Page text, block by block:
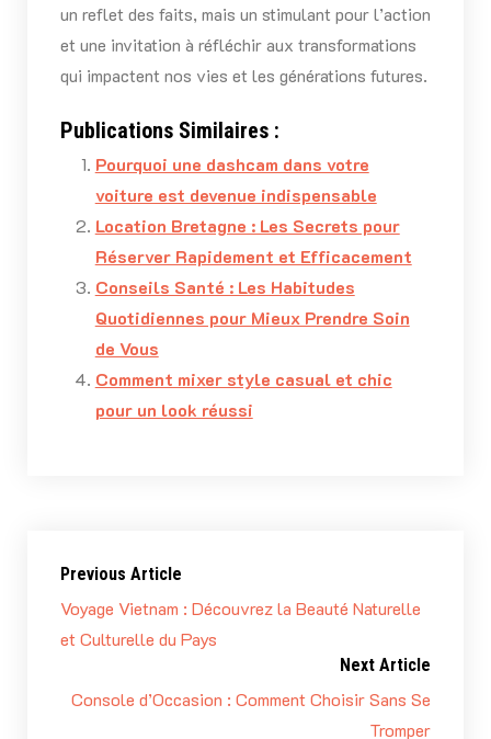
un reflet des faits, mais un stimulant pour l’action
et une invitation à réfléchir aux transformations
qui impactent nos vies et les générations futures.
Publications Similaires :
Pourquoi une dashcam dans votre
voiture est devenue indispensable
Location Bretagne : Les Secrets pour
Réserver Rapidement et Efficacement
Conseils Santé : Les Habitudes
Quotidiennes pour Mieux Prendre Soin
de Vous
Comment mixer style casual et chic
pour un look réussi
Previous Article
Voyage Vietnam : Découvrez la Beauté Naturelle
et Culturelle du Pays
Next Article
Console d’Occasion : Comment Choisir Sans Se
Tromper